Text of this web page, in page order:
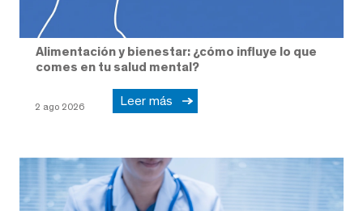
Alimentación y bienestar: ¿cómo influye lo que
comes en tu salud mental?
2 ago 2026 Leer más